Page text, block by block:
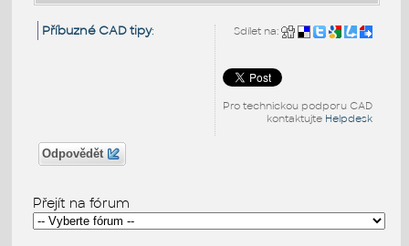
Sdílet na:
Pro technickou podporu CAD
kontaktujte Helpdesk
Příbuzné CAD tipy:
Odpovědět
Přejít na fórum